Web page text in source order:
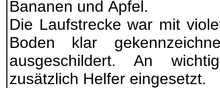
Bananen und Äpfel.
Die Laufstrecke war mit
Boden klar
ausgeschildert. An
zusätzlich Helfer eingesetzt.